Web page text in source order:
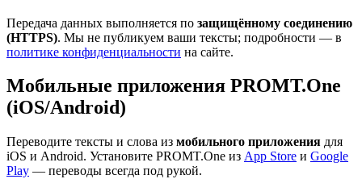
Передача данных выполняется по защищённому соединению
(HTTPS). Мы не публикуем ваши тексты; подробности — в
политике конфиденциальности на сайте.
Мобильные приложения PROMT.One
(iOS/Android)
Переводите тексты и слова из мобильного приложения для
iOS и Android. Установите PROMT.One из App Store и Google
Play — переводы всегда под рукой.